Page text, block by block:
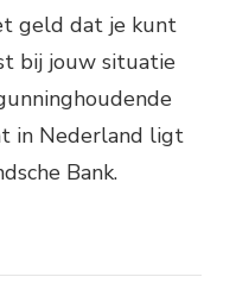
geld dat je kunt
bij jouw situatie
in Nederland ligt
Bank.